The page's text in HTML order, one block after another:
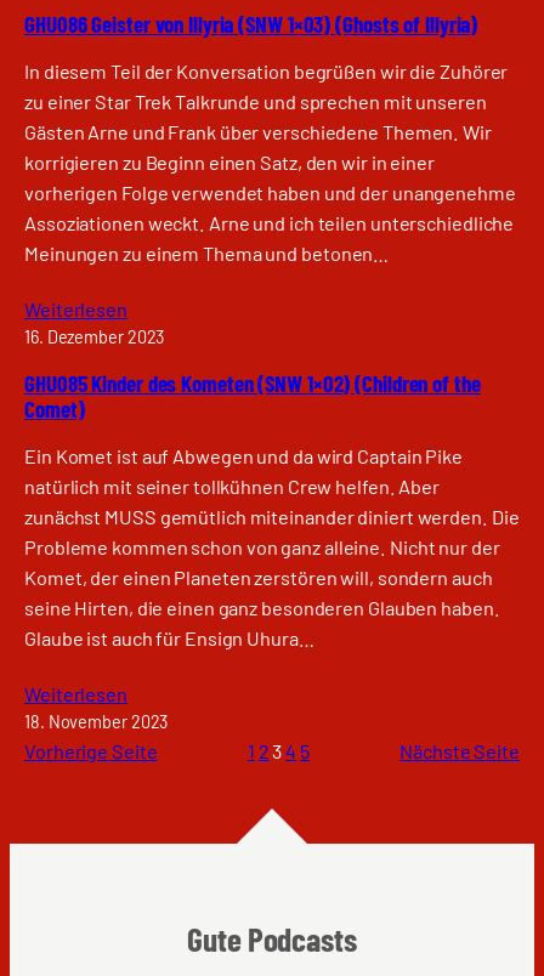
GHU086 Geister von Illyria (SNW 1×03) (Ghosts of Illyria)
In diesem Teil der Konversation begrüßen wir die Zuhörer
zu einer Star Trek Talkrunde und sprechen mit unseren
Gästen Arne und Frank über verschiedene Themen. Wir
korrigieren zu Beginn einen Satz, den wir in einer
vorherigen Folge verwendet haben und der unangenehme
Assoziationen weckt. Arne und ich teilen unterschiedliche
Meinungen zu einem Thema und betonen…
Weiterlesen
16. Dezember 2023
GHU085 Kinder des Kometen (SNW 1×02) (Children of the
Comet)
Ein Komet ist auf Abwegen und da wird Captain Pike
natürlich mit seiner tollkühnen Crew helfen. Aber
zunächst MUSS gemütlich miteinander diniert werden. Die
Probleme kommen schon von ganz alleine. Nicht nur der
Komet, der einen Planeten zerstören will, sondern auch
seine Hirten, die einen ganz besonderen Glauben haben.
Glaube ist auch für Ensign Uhura…
Weiterlesen
18. November 2023
Vorherige Seite 1 2 34 5 Nächste Seite
Gute Podcasts